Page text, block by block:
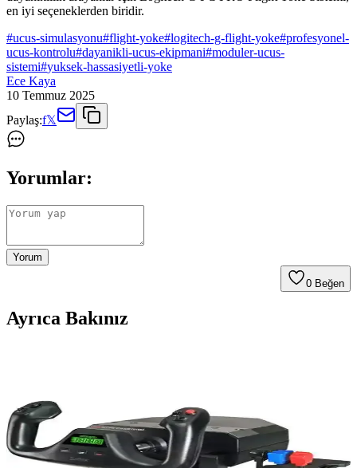
en iyi seçeneklerden biridir.
#ucus-simulasyonu#flight-yoke#logitech-g-flight-yoke#profesyonel-
ucus-kontrolu#dayanikli-ucus-ekipmani#moduler-ucus-
sistemi#yuksek-hassasiyetli-yoke
Ece Kaya
10 Temmuz 2025
Paylaş:f𝕏
Yorumlar:
Yorum
0 Beğen
Ayrıca Bakınız
Apple Vision Pro, X-Plane 12 ile uçuş simülasyonunda gelişmiş
grafik ve kontrol entegrasyonu sağlıyor. NVIDIA CloudXR
desteğiyle kablosuz oyun akışı mümkün ancak yüksek maliyet ve
bulut tabanlı işlem sınırlamaları bulunuyor.